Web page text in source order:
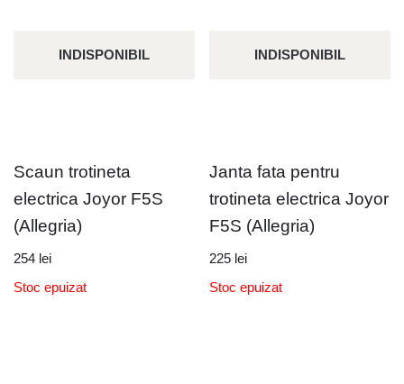
INDISPONIBIL
Scaun trotineta
electrica Joyor F5S
(Allegria)
254 lei
Stoc epuizat
INDISPONIBIL
Janta fata pentru
trotineta electrica Joyor
F5S (Allegria)
225 lei
Stoc epuizat